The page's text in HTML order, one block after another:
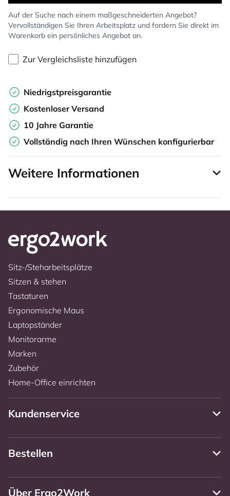
Auf der Suche nach einem maßgeschneiderten Angebot?
Vervollständigen Sie Ihren Arbeitsplatz und fordern Sie direkt im
Warenkorb ein persönliches Angebot an.
Zur Vergleichsliste hinzufügen
Niedrigstpreisgarantie
Kostenloser Versand
10 Jahre Garantie
Vollständig nach Ihren Wünschen konfigurierbar
Weitere Informationen
Sitz-/Steharbeitsplätze
Sitzen & stehen
Tastaturen
Ergonomische Maus
Laptopständer
Monitorarme
Marken
Zubehör
Home-Office einrichten
Kundenservice
Bestellen
Über Ergo2Work